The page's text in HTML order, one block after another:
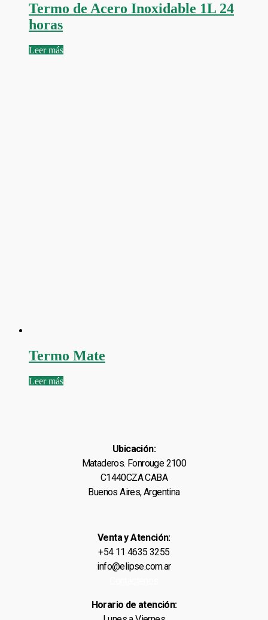
Termo de Acero Inoxidable 1L 24
horas
Leer más
Termo Mate
Leer más
Ubicación:
Mataderos. Fonrouge 2100
C1440CZA CABA
Buenos Aires, Argentina
Venta y Atención:
+54 11 4635 3255
info@elipse.com.ar
Horario de atención: